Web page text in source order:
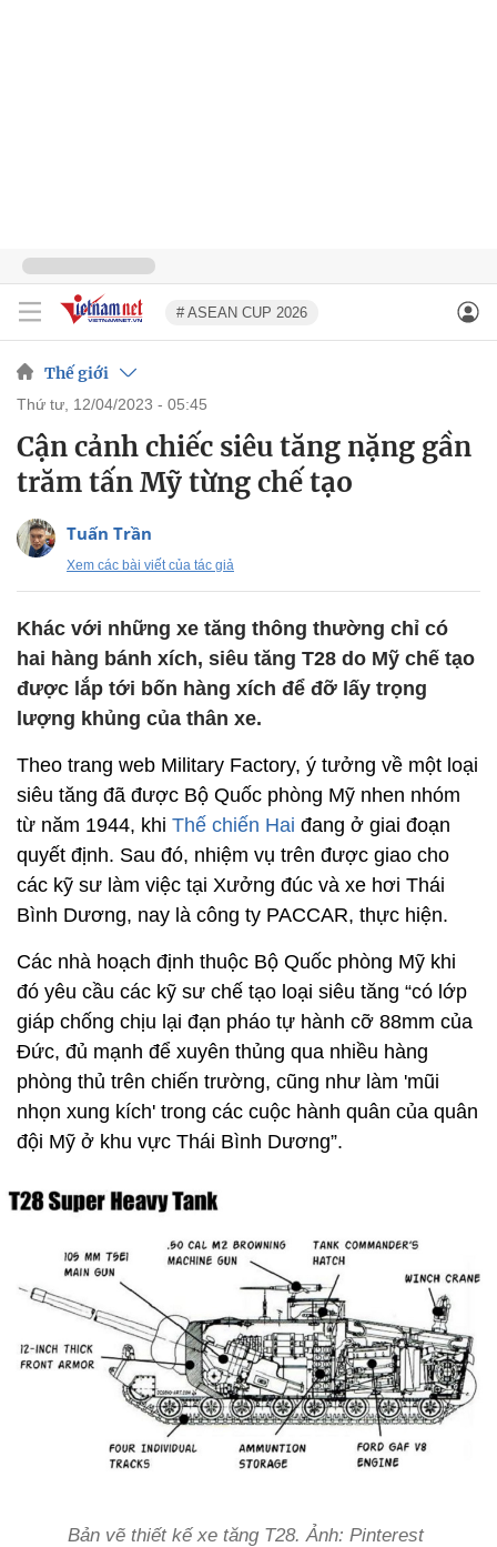
# ASEAN CUP 2026
Thế giới
thứ tư, 12/04/2023 - 05:45
Cận cảnh chiếc siêu tăng nặng gần
trăm tấn Mỹ từng chế tạo
Tuấn Trần
Xem các bài viết của tác giả
Khác với những xe tăng thông thường chỉ có
hai hàng bánh xích, siêu tăng T28 do Mỹ chế tạo
được lắp tới bốn hàng xích để đỡ lấy trọng
lượng khủng của thân xe.
Theo trang web Military Factory, ý tưởng về một loại
siêu tăng đã được Bộ Quốc phòng Mỹ nhen nhóm
từ năm 1944, khi Thế chiến Hai đang ở giai đoạn
quyết định. Sau đó, nhiệm vụ trên được giao cho
các kỹ sư làm việc tại Xưởng đúc và xe hơi Thái
Bình Dương, nay là công ty PACCAR, thực hiện.
Các nhà hoạch định thuộc Bộ Quốc phòng Mỹ khi
đó yêu cầu các kỹ sư chế tạo loại siêu tăng “có lớp
giáp chống chịu lại đạn pháo tự hành cỡ 88mm của
Đức, đủ mạnh để xuyên thủng qua nhiều hàng
phòng thủ trên chiến trường, cũng như làm 'mũi
nhọn xung kích' trong các cuộc hành quân của quân
đội Mỹ ở khu vực Thái Bình Dương”.
Bản vẽ thiết kế xe tăng T28. Ảnh: Pinterest